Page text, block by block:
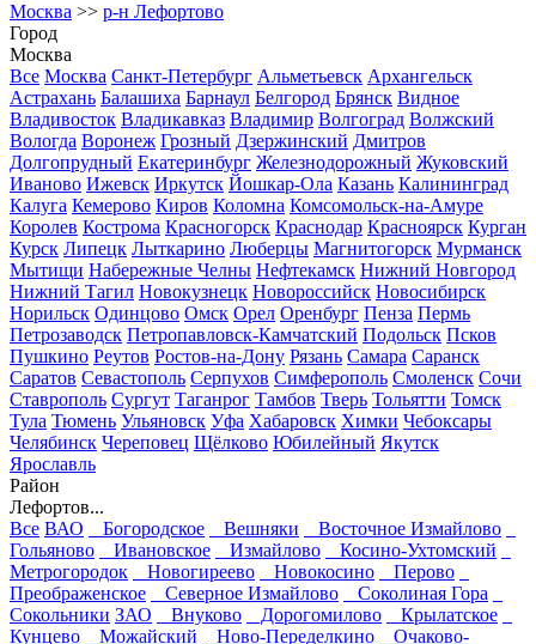
Москва >> р-н Лефортово
Город
Москва
Все Москва Санкт-Петербург Альметьевск Архангельск
Астрахань Балашиха Барнаул Белгород Брянск Видное
Владивосток Владикавказ Владимир Волгоград Волжский
Вологда Воронеж Грозный Дзержинский Дмитров
Долгопрудный Екатеринбург Железнодорожный Жуковский
Иваново Ижевск Иркутск Йошкар-Ола Казань Калининград
Калуга Кемерово Киров Коломна Комсомольск-на-Амуре
Королев Кострома Красногорск Краснодар Красноярск Курган
Курск Липецк Лыткарино Люберцы Магнитогорск Мурманск
Мытищи Набережные Челны Нефтекамск Нижний Новгород
Нижний Тагил Новокузнецк Новороссийск Новосибирск
Норильск Одинцово Омск Орел Оренбург Пенза Пермь
Петрозаводск Петропавловск-Камчатский Подольск Псков
Пушкино Реутов Ростов-на-Дону Рязань Самара Саранск
Саратов Севастополь Серпухов Симферополь Смоленск Сочи
Ставрополь Сургут Таганрог Тамбов Тверь Тольятти Томск
Тула Тюмень Ульяновск Уфа Хабаровск Химки Чебоксары
Челябинск Череповец Щёлково Юбилейный Якутск
Ярославль
Район
Лефортов...
Все ВАО Богородское Вешняки
Восточное Измайлово
Гольяново
Ивановское Измайлово
Косино-Ухтомский
Метрогородок
Новогиреево Новокосино
Перово
Преображенское
Северное Измайлово
Соколиная Гора
Сокольники ЗАО Внуково Дорогомилово
Крылатское
Кунцево
Можайский Ново-Переделкино
Очаково-